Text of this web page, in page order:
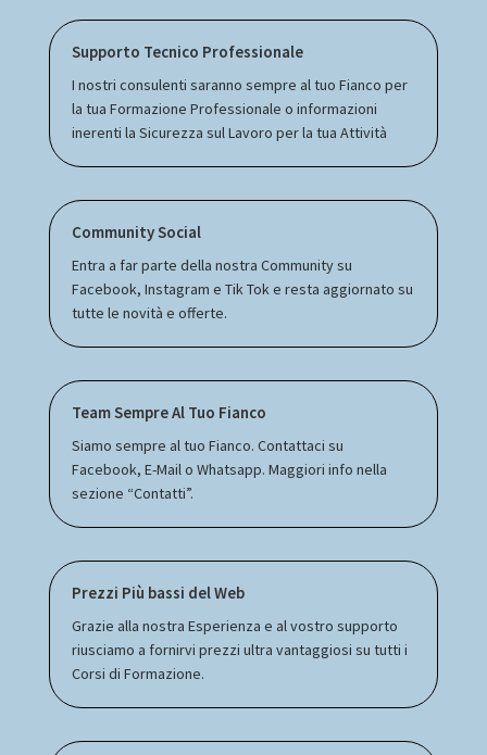
Supporto Tecnico Professionale
I nostri consulenti saranno sempre al tuo Fianco per
la tua Formazione Professionale o informazioni
inerenti la Sicurezza sul Lavoro per la tua Attività
Community Social
Entra a far parte della nostra Community su
Facebook, Instagram e Tik Tok e resta aggiornato su
tutte le novità e offerte.
Team Sempre Al Tuo Fianco
Siamo sempre al tuo Fianco. Contattaci su
Facebook, E-Mail o Whatsapp. Maggiori info nella
sezione “Contatti”.
Prezzi Più bassi del Web
Grazie alla nostra Esperienza e al vostro supporto
riusciamo a fornirvi prezzi ultra vantaggiosi su tutti i
Corsi di Formazione.